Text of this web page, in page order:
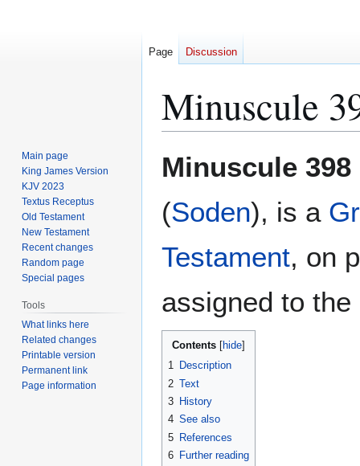
Minuscule
toto
Minuscule 398
(Soden), is a
Testament, on
assigned to
Contents
1 Description
2 Text
3 History
4 See also
5 References
6 Further reading
Page Discussion
Main page
King James Version
KJV 2023
Textus Receptus
Old Testament
New Testament
Recent changes
Random page
Special pages
Tools
What links here
Related changes
Printable version
Permanent link
Page information